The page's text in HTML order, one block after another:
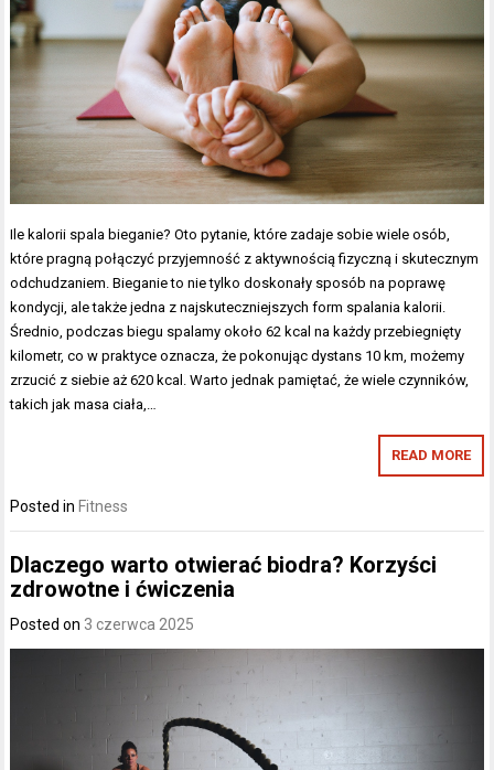
Ile kalorii spala bieganie? Oto pytanie, które zadaje sobie wiele osób,
które pragną połączyć przyjemność z aktywnością fizyczną i skutecznym
odchudzaniem. Bieganie to nie tylko doskonały sposób na poprawę
kondycji, ale także jedna z najskuteczniejszych form spalania kalorii.
Średnio, podczas biegu spalamy około 62 kcal na każdy przebiegnięty
kilometr, co w praktyce oznacza, że pokonując dystans 10 km, możemy
zrzucić z siebie aż 620 kcal. Warto jednak pamiętać, że wiele czynników,
takich jak masa ciała,…
READ MORE
Posted in Fitness
Dlaczego warto otwierać biodra? Korzyści
zdrowotne i ćwiczenia
Posted on 3 czerwca 2025